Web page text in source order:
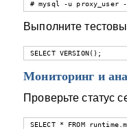
# mysql -u proxy_user
Выполните
SELECT VERSION();
Мониторинг и
Проверьте статус
SELECT * FROM